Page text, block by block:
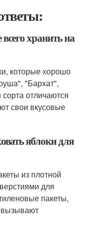
хранить на
которые хорошо
"Бархат",
отличаются
свои вкусовые
яблоки для
из плотной
для
пакеты,
вызывают